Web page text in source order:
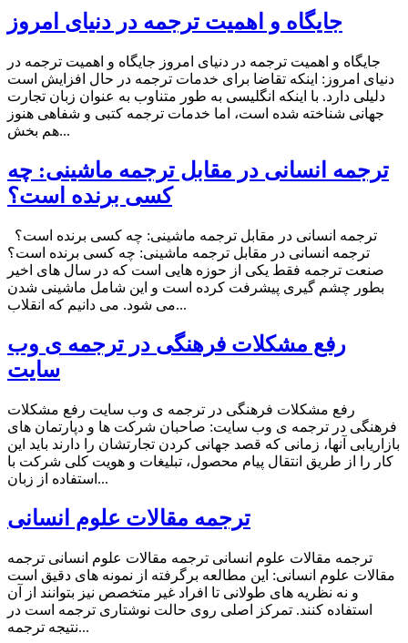
جایگاه و اهمیت ترجمه در دنیای امروز
جایگاه و اهمیت ترجمه در دنیای امروز جایگاه و اهمیت ترجمه در
دنیای امروز: اینکه تقاضا برای خدمات ترجمه در حال افزایش است
دلیلی دارد. با اینکه انگلیسی به طور متناوب به عنوان زبان تجارت
جهانی شناخته شده است، اما خدمات ترجمه کتبی و شفاهی هنوز
هم بخش...
ترجمه انسانی در مقابل ترجمه ماشینی: چه
کسی برنده است؟
ترجمه انسانی در مقابل ترجمه ماشینی: چه کسی برنده است؟
ترجمه انسانی در مقابل ترجمه ماشینی: چه کسی برنده است؟
صنعت ترجمه فقط یکی از حوزه هایی است که در سال های اخیر
بطور چشم گیری پیشرفت کرده است و این شامل ماشینی شدن
می شود. می دانیم که انقلاب...
رفع مشکلات فرهنگی در ترجمه ی وب
سایت
رفع مشکلات فرهنگی در ترجمه ی وب سایت رفع مشکلات
فرهنگی در ترجمه ی وب سایت: صاحبان شرکت ها و دپارتمان های
بازاریابی آنها، زمانی که قصد جهانی کردن تجارتشان را دارند باید این
کار را از طریق انتقال پیام محصول، تبلیغات و هویت کلی شرکت با
استفاده از زبان...
ترجمه مقالات علوم انسانی
ترجمه مقالات علوم انسانی ترجمه مقالات علوم انسانی ترجمه
مقالات علوم انسانی: این مطالعه برگرفته از نمونه های دقیق است
و نه نظریه های طولانی تا افراد غیر متخصص نیز بتوانند از آن
استفاده کنند. تمرکز اصلی روی حالت نوشتاری ترجمه است در
نتیجه ترجمه...